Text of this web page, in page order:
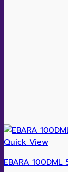
Quick View
EBARA 100DML